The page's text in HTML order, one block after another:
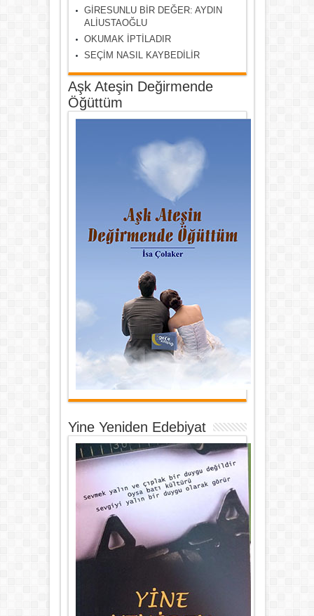
GİRESUNLU BİR DEĞER: AYDIN
ALİUSTAOĞLU
OKUMAK İPTİLADIR
SEÇİM NASIL KAYBEDİLİR
Aşk Ateşin Değirmende
Öğüttüm
Yine Yeniden Edebiyat